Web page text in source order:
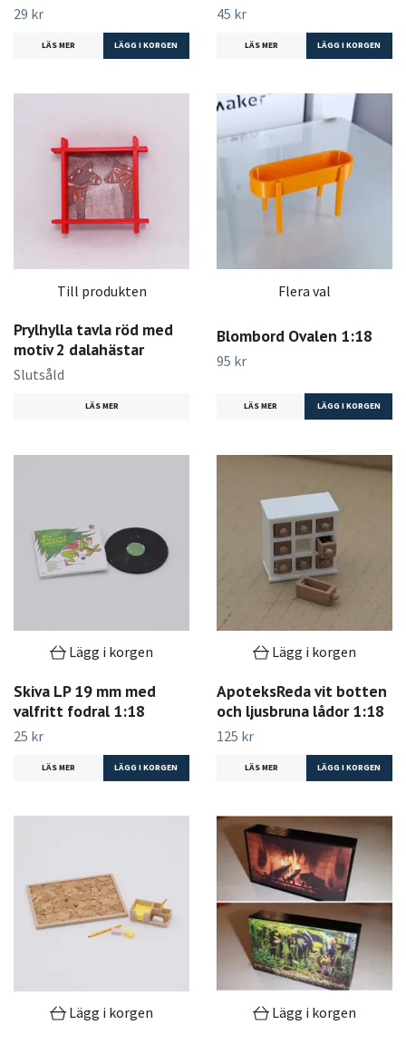
29 kr
LÄS MER
45 kr
LÄS MER
Till produkten
Prylhylla tavla röd med
motiv 2 dalahästar
Slutsåld
LÄS MER
Flera val
Blombord Ovalen 1:18
95 kr
LÄS MER LÄGG I KORGEN
Lägg i korgen
Skiva LP 19 mm med
valfritt fodral 1:18
25 kr
LÄS MER
Lägg i korgen
ApoteksReda vit botten
och ljusbruna lådor 1:18
125 kr
LÄS MER
Lägg i korgen Lägg i korgen